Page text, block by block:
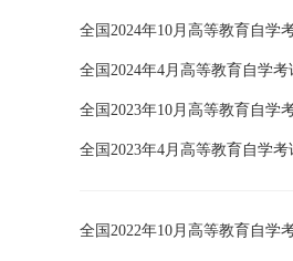
全国2024年10月高等教育自学
全国2024年4月高等教育自学
全国2023年10月高等教育自学
全国2023年4月高等教育自学
全国2022年10月高等教育自学